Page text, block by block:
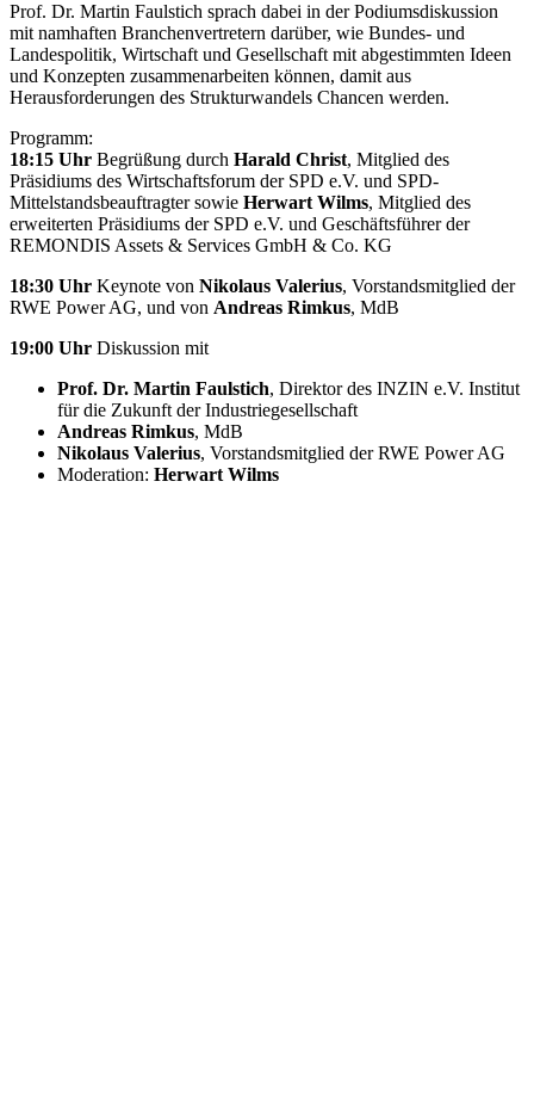
Prof. Dr. Martin Faulstich sprach dabei in der Podiumsdiskussion
mit namhaften Branchenvertretern darüber, wie Bundes- und
Landespolitik, Wirtschaft und Gesellschaft mit abgestimmten Ideen
und Konzepten zusammenarbeiten können, damit aus
Herausforderungen des Strukturwandels Chancen werden.
Programm:
18:15 Uhr Begrüßung durch Harald Christ, Mitglied des
Präsidiums des Wirtschaftsforum der SPD e.V. und SPD-
Mittelstandsbeauftragter sowie Herwart Wilms, Mitglied des
erweiterten Präsidiums der SPD e.V. und Geschäftsführer der
REMONDIS Assets & Services GmbH & Co. KG
18:30 Uhr Keynote von Nikolaus Valerius, Vorstandsmitglied der
RWE Power AG, und von Andreas Rimkus, MdB
19:00 Uhr Diskussion mit
Prof. Dr. Martin Faulstich, Direktor des INZIN e.V. Institut
für die Zukunft der Industriegesellschaft
Andreas Rimkus, MdB
Nikolaus Valerius, Vorstandsmitglied der RWE Power AG
Moderation: Herwart Wilms